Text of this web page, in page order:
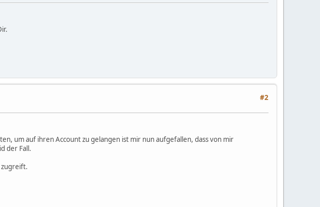
#2
um auf ihren Account zu gelangen ist mir nun aufgefallen, dass von mir
der Fall.
zugreift.